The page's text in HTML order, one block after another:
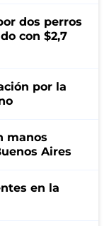
dos perros
con $2,7
por la
manos
Aires
en la